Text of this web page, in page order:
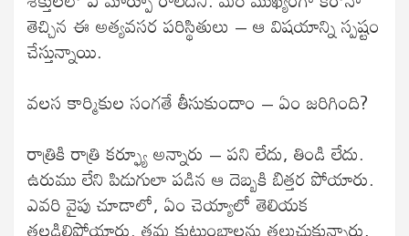
తెచ్చిన ఈ అత్యవసర పరిస్థితులు – ఆ విషయాన్ని స్పష్టం
చేస్తున్నాయి.
వలస కార్మికుల సంగతే తీసుకుందాం – ఏం జరిగింది?
రాత్రికి రాత్రి కర్ఫ్యూ అన్నారు – పని లేదు, తిండి లేదు.
ఉరుము లేని పిడుగులా పడిన ఆ దెబ్బకి బిత్తర పోయారు.
ఎవరి వైపు చూడాలో, ఏం చెయ్యాలో తెలియక